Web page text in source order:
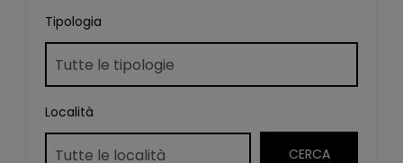
Tipologia
Località